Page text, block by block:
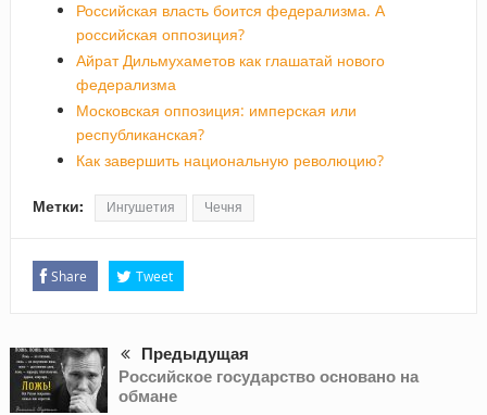
Российская власть боится федерализма. А
российская оппозиция?
Айрат Дильмухаметов как глашатай нового
федерализма
Московская оппозиция: имперская или
республиканская?
Как завершить национальную революцию?
Метки: Ингушетия Чечня
Share Tweet
Предыдущая
Российское государство основано на
обмане